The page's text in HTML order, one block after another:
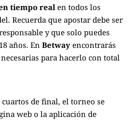
tiempo real en todos los
Recuerda que apostar debe ser
y que solo puedes
años. En Betway encontrarás
para hacerlo con total
de final, el torneo se
web o la aplicación de